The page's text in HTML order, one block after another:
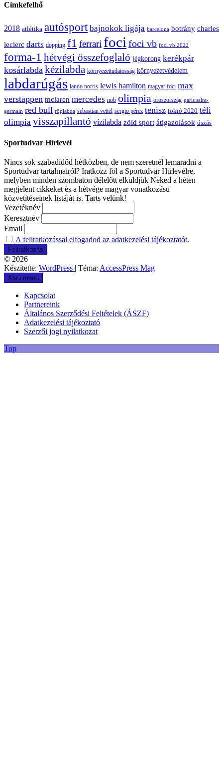
Címkefelhő
2018 atlétika autósport bajnokok ligája barcelona botrány charles
leclerc darts dopping f1 ferrari foci foci vb foci vb 2022
forma-1 hétvégi összefoglaló jégkorong kerékpár
kosárlabda kézilabda környezettudatosság környezetvédelem
labdarúgás lando norris lewis hamilton magyar foci max
verstappen mclaren mercedes nob olimpia oroszország paris saint-
germain red bull röplabda sebastian vettel sergio pérez tenisz tokió 2020 téli
olimpia visszapillantó vízilabda zöld sport átigazolások úszás
Sportudvar Hírlevél
Nincs sok szabadidőd hétközben, de nem szeretnél lemaradni a
Sportudvar tartalmairól? Iratkozz föl a Sportudvar Hírlevélre,
melyben minden szombaton délelőtt elküldjük Neked a héten
megjelent cikkeket és a hétvége magyar vonatkozású
közvetítéseinek listáját is. Tarts velünk!
Vezetéknév
Keresztnév
Email
A feliratkozással elfogadod az adatkezelési tájékoztatót.
© 2026
Készítette: WordPress | Téma: AccessPress Mag
Alsó menü
Kapcsolat
Partnereink
Általános Szerződési Feltételek (ÁSZF)
Adatkezelési tájékoztató
Szerzői jogi nyilatkozat
Top